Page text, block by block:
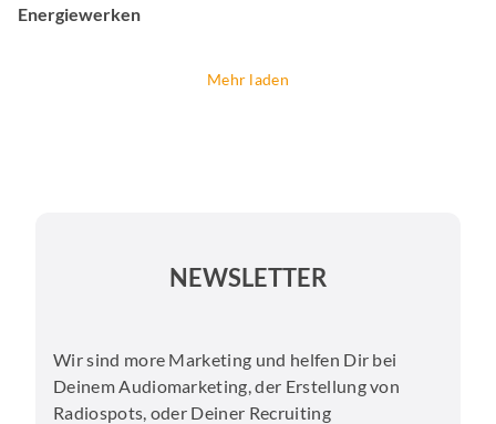
Energiewerken
Mehr laden
NEWSLETTER
Wir sind more Marketing und helfen Dir bei
Deinem Audiomarketing, der Erstellung von
Radiospots, oder Deiner Recruiting